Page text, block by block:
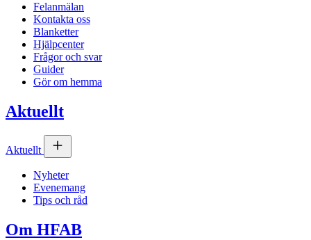
Felanmälan
Kontakta oss
Blanketter
Hjälpcenter
Frågor och svar
Guider
Gör om hemma
Aktuellt
Aktuellt
Nyheter
Evenemang
Tips och råd
Om HFAB